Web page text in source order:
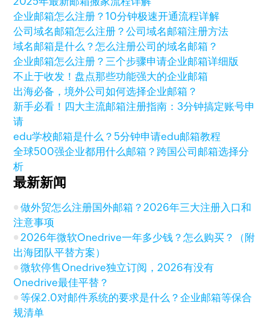
企业邮箱怎么注册？10分钟极速开通流程详解
公司域名邮箱怎么注册？公司域名邮箱注册方法
域名邮箱是什么？怎么注册公司的域名邮箱？
企业邮箱怎么注册？三个步骤申请企业邮箱详细版
不止于收发！盘点那些功能强大的企业邮箱
出海必备，境外公司如何选择企业邮箱？
新手必看！四大主流邮箱注册指南：3分钟搞定账号申
请
edu学校邮箱是什么？5分钟申请edu邮箱教程
全球500强企业都用什么邮箱？跨国公司邮箱选择分
析
最新新闻
做外贸怎么注册国外邮箱？2026年三大注册入口和
注意事项
2026年微软Onedrive一年多少钱？怎么购买？（附
出海团队平替方案）
微软停售Onedrive独立订阅，2026有没有
Onedrive最佳平替？
等保2.0对邮件系统的要求是什么？企业邮箱等保合
规清单